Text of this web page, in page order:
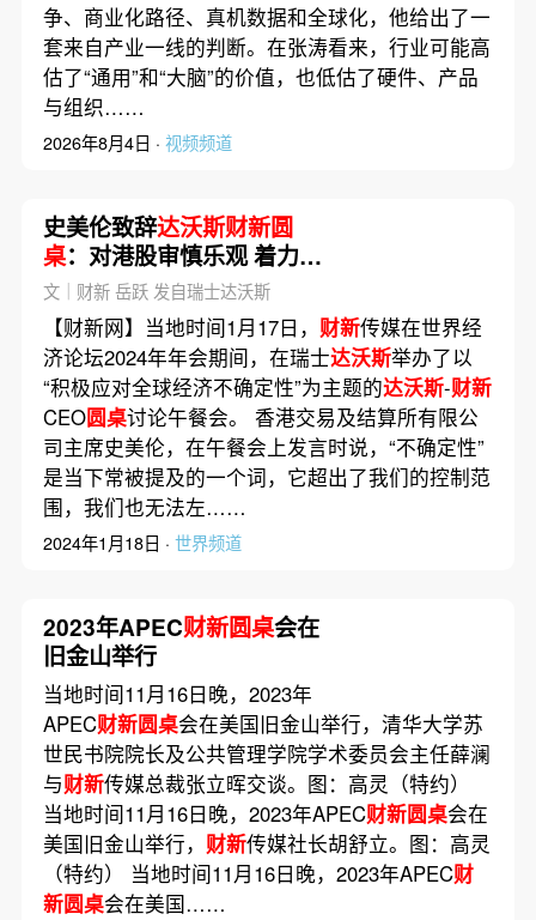
争、商业化路径、真机数据和全球化，他给出了一
套来自产业一线的判断。在张涛看来，行业可能高
估了“通用”和“大脑”的价值，也低估了硬件、产品
与组织……
2026年8月4日 · 视频频道
史美伦致辞达沃斯财新圆
桌：对港股审慎乐观 着力扩
展资金和投资者来源
文｜财新 岳跃 发自瑞士达沃斯
【财新网】当地时间1月17日， 财新传媒在世界经
济论坛2024年年会期间，在瑞士达沃斯举办了以
“积极应对全球经济不确定性”为主题的达沃斯-财新
CEO圆桌讨论午餐会。 香港交易及结算所有限公
司主席史美伦，在午餐会上发言时说，“不确定性”
是当下常被提及的一个词，它超出了我们的控制范
围，我们也无法左……
2024年1月18日 · 世界频道
2023年APEC财新圆桌会在
旧金山举行
当地时间11月16日晚，2023年
APEC财新圆桌会在美国旧金山举行，清华大学苏
世民书院院长及公共管理学院学术委员会主任薛澜
与财新传媒总裁张立晖交谈。图：高灵（特约）
当地时间11月16日晚，2023年APEC财新圆桌会在
美国旧金山举行， 财新传媒社长胡舒立。图：高灵
（特约） 当地时间11月16日晚，2023年APEC财
新圆桌会在美国……